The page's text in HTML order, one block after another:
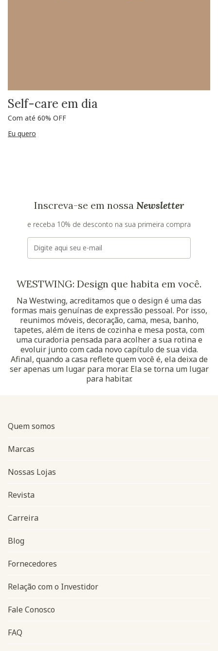
Self-care em dia
Com até 60% OFF
Eu quero
Inscreva-se em nossa Newsletter
e receba 10% de desconto na sua primeira compra
E-mail
WESTWING: Design que habita em você.
Na Westwing, acreditamos que o design é uma das
formas mais genuínas de expressão pessoal. Por isso,
reunimos móveis, decoração, cama, mesa, banho,
tapetes, além de itens de cozinha e mesa posta, com
uma curadoria pensada para acolher a sua rotina e
evoluir junto com cada novo capítulo de sua vida.
Afinal, quando a casa reflete quem você é, ela deixa de
ser apenas um lugar para morar. Ela se torna um lugar
para habitar.
Navegação do rodapé
Quem somos
Marcas
Nossas Lojas
Revista
Carreira
Blog
Fornecedores
Relação com o Investidor
Fale Conosco
FAQ